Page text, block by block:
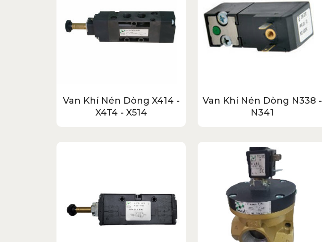
Van Khí Nén Dòng X414 -
X4T4 - X514
Van Khí Nén Dòng N338 -
N341